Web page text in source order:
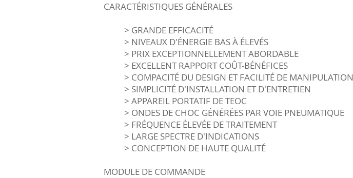
CARACTÉRISTIQUES GÉNÉRALES
> GRANDE EFFICACITÉ
> NIVEAUX D'ÉNERGIE BAS À ÉLEVÉS
> PRIX EXCEPTIONNELLEMENT ABORDABLE
> EXCELLENT RAPPORT COÛT-BÉNÉFICES
> COMPACITÉ DU DESIGN ET FACILITÉ DE MANIPULATION
> SIMPLICITÉ D'INSTALLATION ET D'ENTRETIEN
> APPAREIL PORTATIF DE TEOC
> ONDES DE CHOC GÉNÉRÉES PAR VOIE PNEUMATIQUE
> FRÉQUENCE ÉLEVÉE DE TRAITEMENT
> LARGE SPECTRE D'INDICATIONS
> CONCEPTION DE HAUTE QUALITÉ
MODULE DE COMMANDE